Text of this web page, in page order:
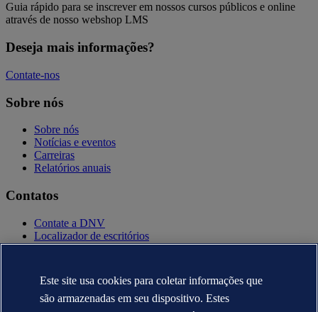
Guia rápido para se inscrever em nossos cursos públicos e online
através de nosso webshop LMS
Deseja mais informações?
Contate-nos
Sobre nós
Sobre nós
Notícias e eventos
Carreiras
Relatórios anuais
Contatos
Contate a DNV
Localizador de escritórios
Contatos para imprensa
Política de privacidade
Termo de uso
Este site usa cookies para coletar informações que
são armazenadas em seu dispositivo. Estes